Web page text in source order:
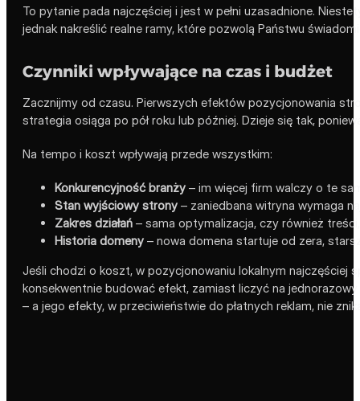
To pytanie pada najczęściej i jest w pełni uzasadnione.
jednak nakreślić realne ramy, które pozwolą Państwu
Czynniki wpływające na czas i budżet
Zacznijmy od czasu. Pierwszych efektów pozycjonowania
strategia osiąga po pół roku lub później. Dzieje się tak,
Na tempo i koszt wpływają przede wszystkim:
Konkurencyjność branży – im więcej firm walczy o te
Stan wyjściowy strony – zaniedbana witryna wymaga
Zakres działań – sama optymalizacja, czy również
Historia domeny – nowa domena startuje od zera,
Jeśli chodzi o koszt, w pozycjonowaniu lokalnym najczęściej
konsekwentnie budować efekt, zamiast liczyć na
– a jego efekty, w przeciwieństwie do płatnych reklam, nie